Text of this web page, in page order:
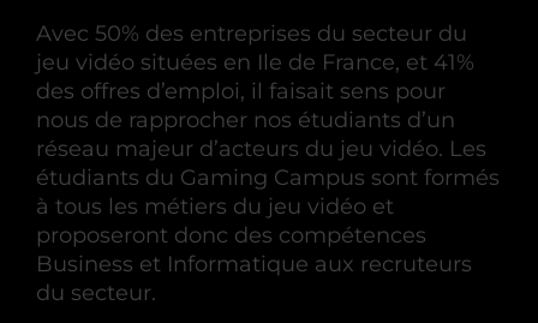
Avec 50% des entreprises du secteur du
jeu vidéo situées en Ile de France, et 41%
des offres d’emploi, il faisait sens pour
nous de rapprocher nos étudiants d’un
réseau majeur d’acteurs du jeu vidéo. Les
étudiants du Gaming Campus sont formés
à tous les métiers du jeu vidéo et
proposeront donc des compétences
Business et Informatique aux recruteurs
du secteur.